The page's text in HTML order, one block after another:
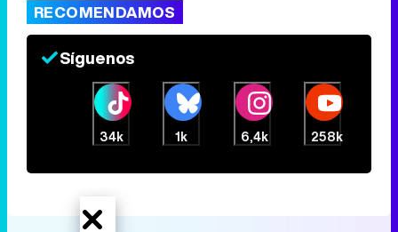
Canción ganadora de Eurovisión 2026: DARA con "Bangaranga" por Bulgaria
RECOMENDAMOS
Síguenos
34k 1k 6,4k 258k